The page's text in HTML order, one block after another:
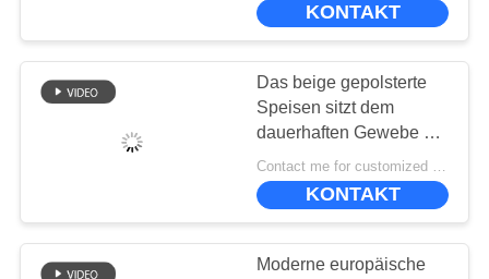
KONTAKT
Das beige gepolsterte
Speisen sitzt dem
dauerhaften Gewebe der
Creme-ISO9001 vor, das
Stühle speist
Contact me for customized MOQ:10
KONTAKT
Moderne europäische